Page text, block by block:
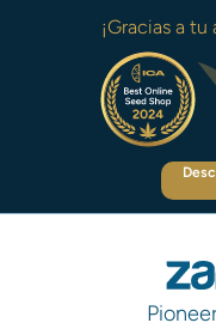
¡Gracias a